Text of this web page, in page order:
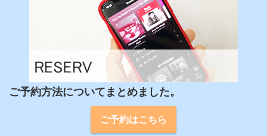
ご予約方法についてまとめました。
ご予約はこちら